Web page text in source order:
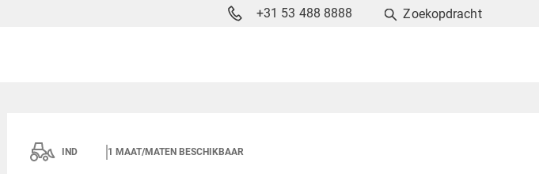
+31 53 488 8888 Zoekopdracht
IND 1 MAAT/MATEN BESCHIKBAAR